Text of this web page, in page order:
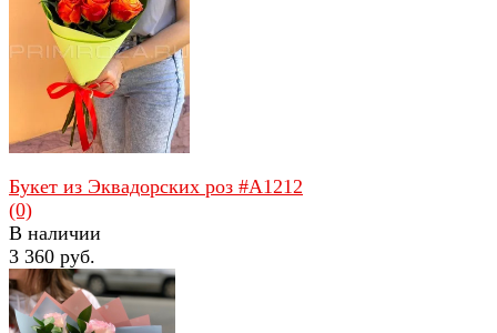
избранное сравнить
Букет из Эквадорских роз #А1212
(0)
В наличии
3 360 руб.